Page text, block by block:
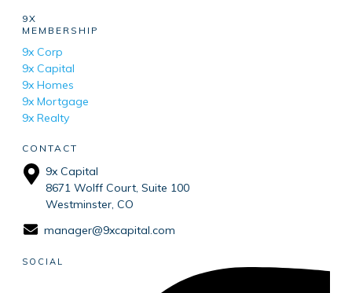
9X
MEMBERSHIP
9x Corp
9x Capital
9x Homes
9x Mortgage
9x Realty
CONTACT
9x Capital
8671 Wolff Court, Suite 100
Westminster, CO
manager@9xcapital.com
SOCIAL